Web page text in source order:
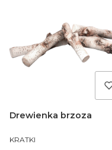
Drewienka brzoza
PRODUCENT
KRATKI